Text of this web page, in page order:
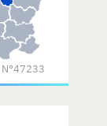
N°47233